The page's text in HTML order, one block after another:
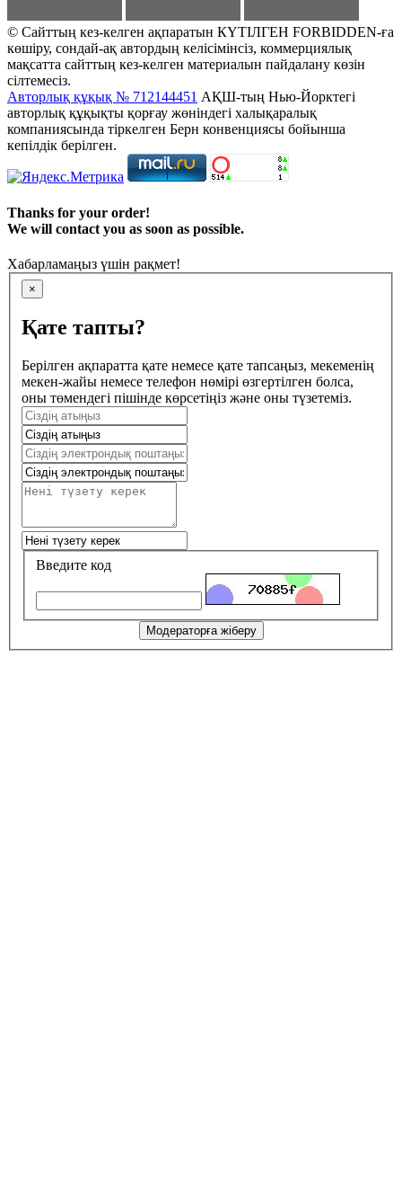
© Сайттың кез-келген ақпаратын КҮТІЛГЕН FORBIDDEN-ға
көшіру, сондай-ақ автордың келісімінсіз, коммерциялық
мақсатта сайттың кез-келген материалын пайдалану көзін
сілтемесіз.
Авторлық құқық № 712144451 АҚШ-тың Нью-Йорктегі
авторлық құқықты қорғау жөніндегі халықаралық
компаниясында тіркелген Берн конвенциясы бойынша
кепілдік берілген.
Thanks for your order!
We will contact you as soon as possible.
Хабарламаңыз үшін рақмет!
×
Қате тапты?
Берілген ақпаратта қате немесе қате тапсаңыз, мекеменің
мекен-жайы немесе телефон нөмірі өзгертілген болса,
оны төмендегі пішінде көрсетіңіз және оны түзетеміз.
Введите код
Модераторға жіберу